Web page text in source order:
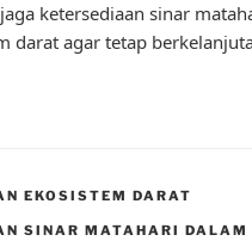
ketersediaan sinar
darat agar tetap
EKOSISTEM DARAT
SINAR MATAHARI DALAM